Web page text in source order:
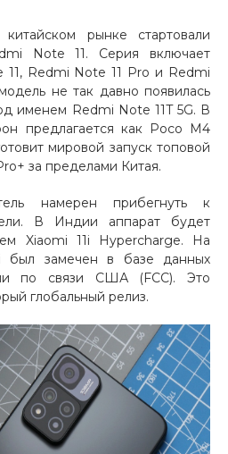
только
банка
будут
карты
недели
рынке стартовали
Note 11. Серия включает
Redmi Note 11 Pro и Redmi
не так давно появилась
именем Redmi Note 11T 5G. В
предлагается как Poco M4
мировой запуск топовой
за пределами Китая.
намерен прибегнуть к
В Индии аппарат будет
Xiaomi 11i Hypercharge. На
был замечен в базе данных
по связи США (FCC). Это
глобальный релиз.